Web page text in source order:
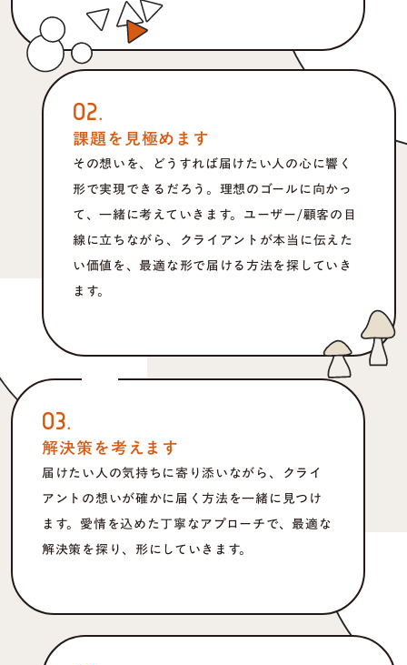
03.
解決策を考えます
届けたい人の気持ちに寄り添いながら、クライ
アントの想いが確かに届く方法を一緒に見つけ
ます。愛情を込めた丁寧なアプローチで、最適な
解決策を探り、形にしていきます。
02.
課題を見極めます
その想いを、どうすれば届けたい人の心に響く
形で実現できるだろう。理想のゴールに向かっ
て、一緒に考えていきます。ユーザー/顧客の目
線に立ちながら、クライアントが本当に伝えた
い価値を、最適な形で届ける方法を探していき
ます。